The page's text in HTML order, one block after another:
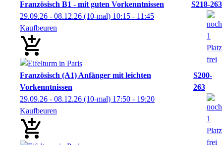
Französisch B1 - mit guten Vorkenntnissen
S218-263
29.09.26 - 08.12.26 (10-mal) 10:15 - 11:45
Kaufbeuren
Französisch (A1) Anfänger mit leichten
Vorkenntnissen
S200-
263
29.09.26 - 08.12.26 (10-mal) 17:50 - 19:20
Kaufbeuren